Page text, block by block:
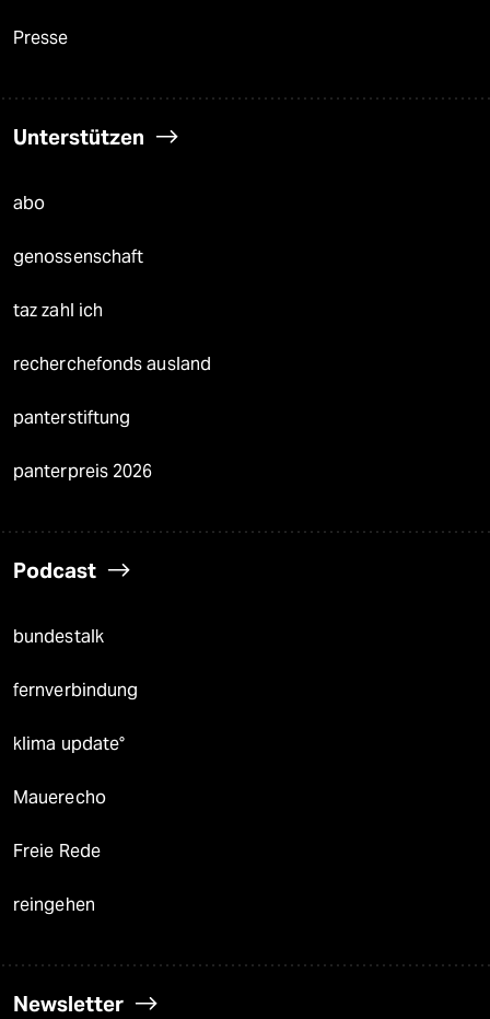
Presse
Unterstützen
abo
genossenschaft
taz zahl ich
recherchefonds ausland
panterstiftung
panterpreis 2026
Podcast
bundestalk
fernverbindung
klima update°
Mauerecho
Freie Rede
reingehen
Newsletter